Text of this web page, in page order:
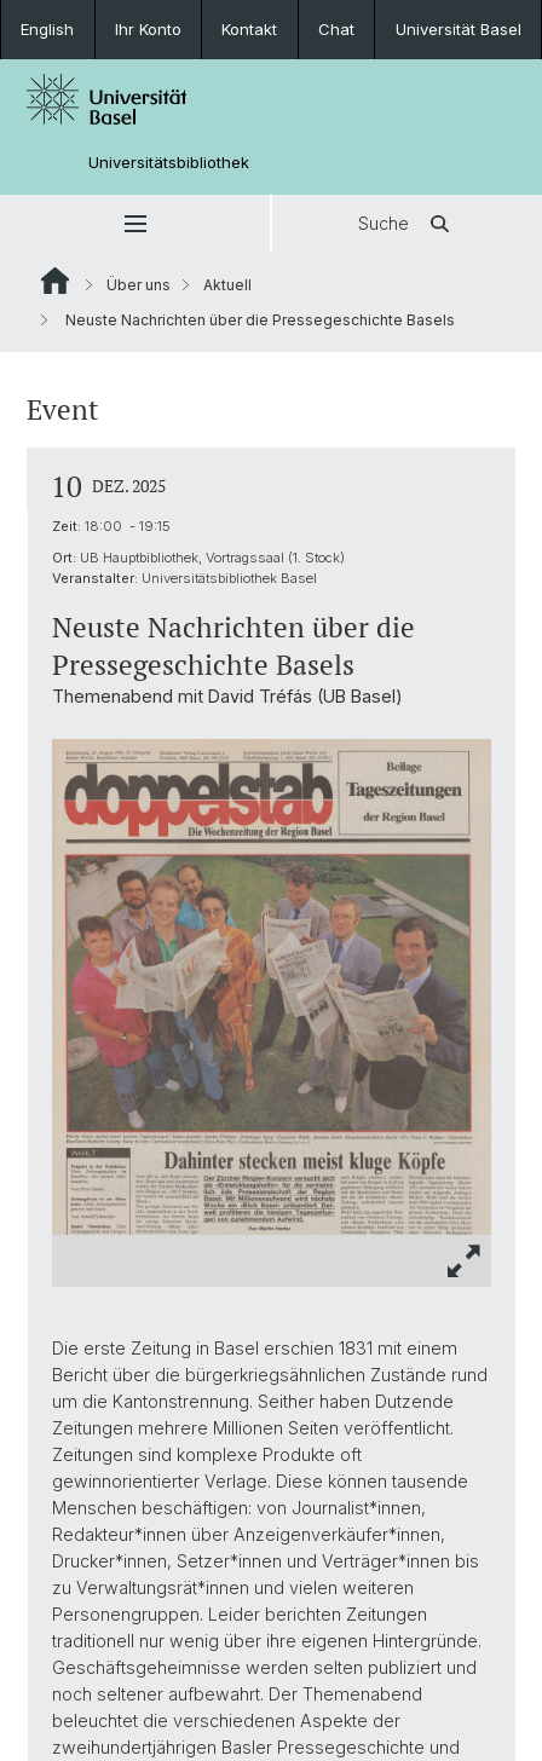
English Ihr Konto Kontakt Chat Universität Basel
Universitätsbibliothek
Suche
Über uns
Aktuell
Neuste Nachrichten über die Pressegeschichte Basels
Event
10 DEZ. 2025
Zeit: 18:00 - 19:15
Ort: UB Hauptbibliothek, Vortragssaal (1. Stock)
Veranstalter: Universitätsbibliothek Basel
Neuste Nachrichten über die
Pressegeschichte Basels
Themenabend mit David Tréfás (UB Basel)
Die erste Zeitung in Basel erschien 1831 mit einem
Bericht über die bürgerkriegsähnlichen Zustände rund
um die Kantonstrennung. Seither haben Dutzende
Zeitungen mehrere Millionen Seiten veröffentlicht.
Zeitungen sind komplexe Produkte oft
gewinnorientierter Verlage. Diese können tausende
Menschen beschäftigen: von Journalist*innen,
Redakteur*innen über Anzeigenverkäufer*innen,
Drucker*innen, Setzer*innen und Verträger*innen bis
zu Verwaltungsrät*innen und vielen weiteren
Personengruppen. Leider berichten Zeitungen
traditionell nur wenig über ihre eigenen Hintergründe.
Geschäftsgeheimnisse werden selten publiziert und
noch seltener aufbewahrt. Der Themenabend
beleuchtet die verschiedenen Aspekte der
zweihundertjährigen Basler Pressegeschichte und